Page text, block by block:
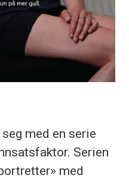
med en serie
Serien
med